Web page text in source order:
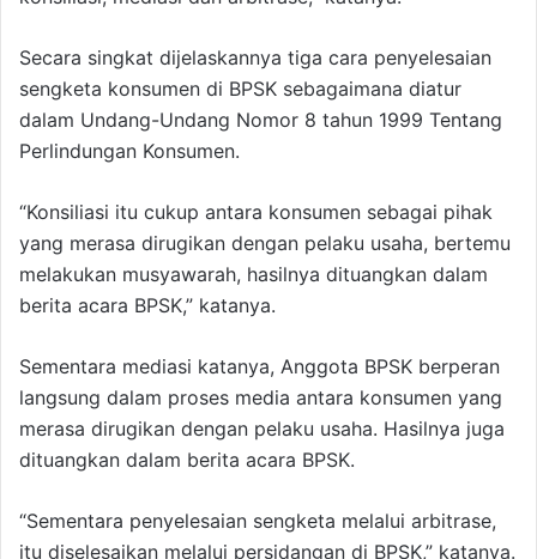
Secara singkat dijelaskannya tiga cara penyelesaian
sengketa konsumen di BPSK sebagaimana diatur
dalam Undang-Undang Nomor 8 tahun 1999 Tentang
Perlindungan Konsumen.
“Konsiliasi itu cukup antara konsumen sebagai pihak
yang merasa dirugikan dengan pelaku usaha, bertemu
melakukan musyawarah, hasilnya dituangkan dalam
berita acara BPSK,” katanya.
Sementara mediasi katanya, Anggota BPSK berperan
langsung dalam proses media antara konsumen yang
merasa dirugikan dengan pelaku usaha. Hasilnya juga
dituangkan dalam berita acara BPSK.
“Sementara penyelesaian sengketa melalui arbitrase,
itu diselesaikan melalui persidangan di BPSK,” katanya.